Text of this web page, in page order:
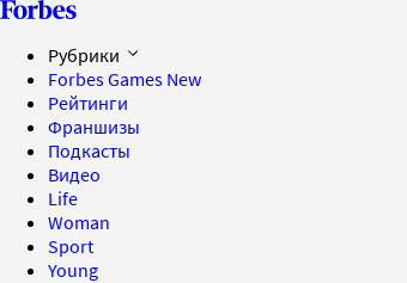
Рубрики
Forbes Games New
Рейтинги
Франшизы
Подкасты
Видео
Life
Woman
Sport
Young